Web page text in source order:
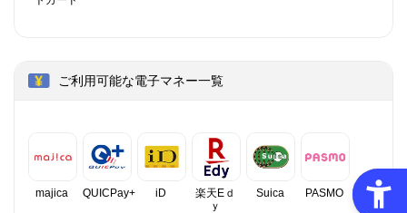
ご利用可能な電子マネー一覧
majica QUICPay+ iD
楽天Eｄ
ｙ
Suica PASMO